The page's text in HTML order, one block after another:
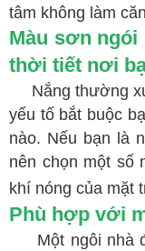
tâm không làm
Màu sơn
thời tiết nơi
Nắng thường
yếu tố bắt buộc
nào. Nếu bạn là
nên chọn một số
khí nóng của mặt
Phù hợp với
Một ngôi nhà